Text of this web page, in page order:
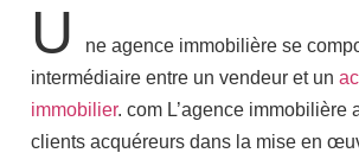
U
ne agence immobilière se
intermédiaire entre un vendeur et un
immobilier. com L’agence immobilière
clients acquéreurs dans la mise en